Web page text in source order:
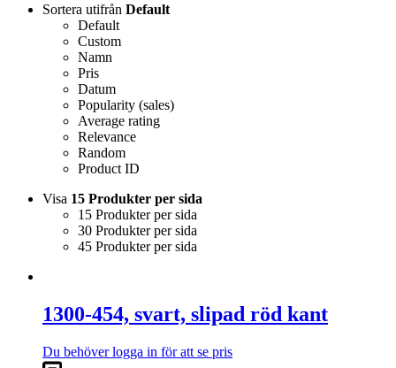
Sortera utifrån Default
Default
Custom
Namn
Pris
Datum
Popularity (sales)
Average rating
Relevance
Random
Product ID
Visa 15 Produkter per sida
15 Produkter per sida
30 Produkter per sida
45 Produkter per sida
1300-454, svart, slipad röd kant
Du behöver logga in för att se pris